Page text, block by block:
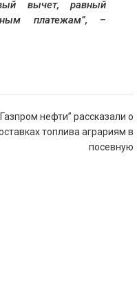
вычет, равный
платежам”, –
нефти” рассказали о
топлива аграриям в
посевную